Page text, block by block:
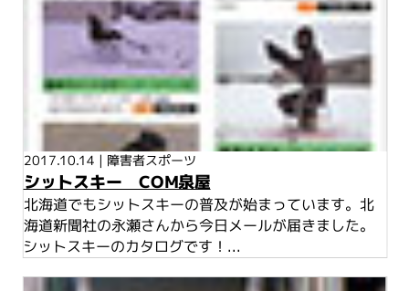
2017.10.14 | 障害者スポーツ
シットスキー COM泉屋
北海道でもシットスキーの普及が始まっています。北
海道新聞社の永瀬さんから今日メールが届きました。
シットスキーのカタログです！...